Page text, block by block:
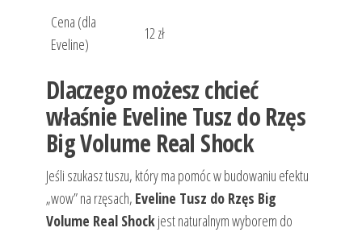
Cena (dla
Eveline)
12 zł
Dlaczego możesz chcieć
właśnie Eveline Tusz do Rzęs
Big Volume Real Shock
Jeśli szukasz tuszu, który ma pomóc w budowaniu efektu
„wow” na rzęsach, Eveline Tusz do Rzęs Big
Volume Real Shock jest naturalnym wyborem do